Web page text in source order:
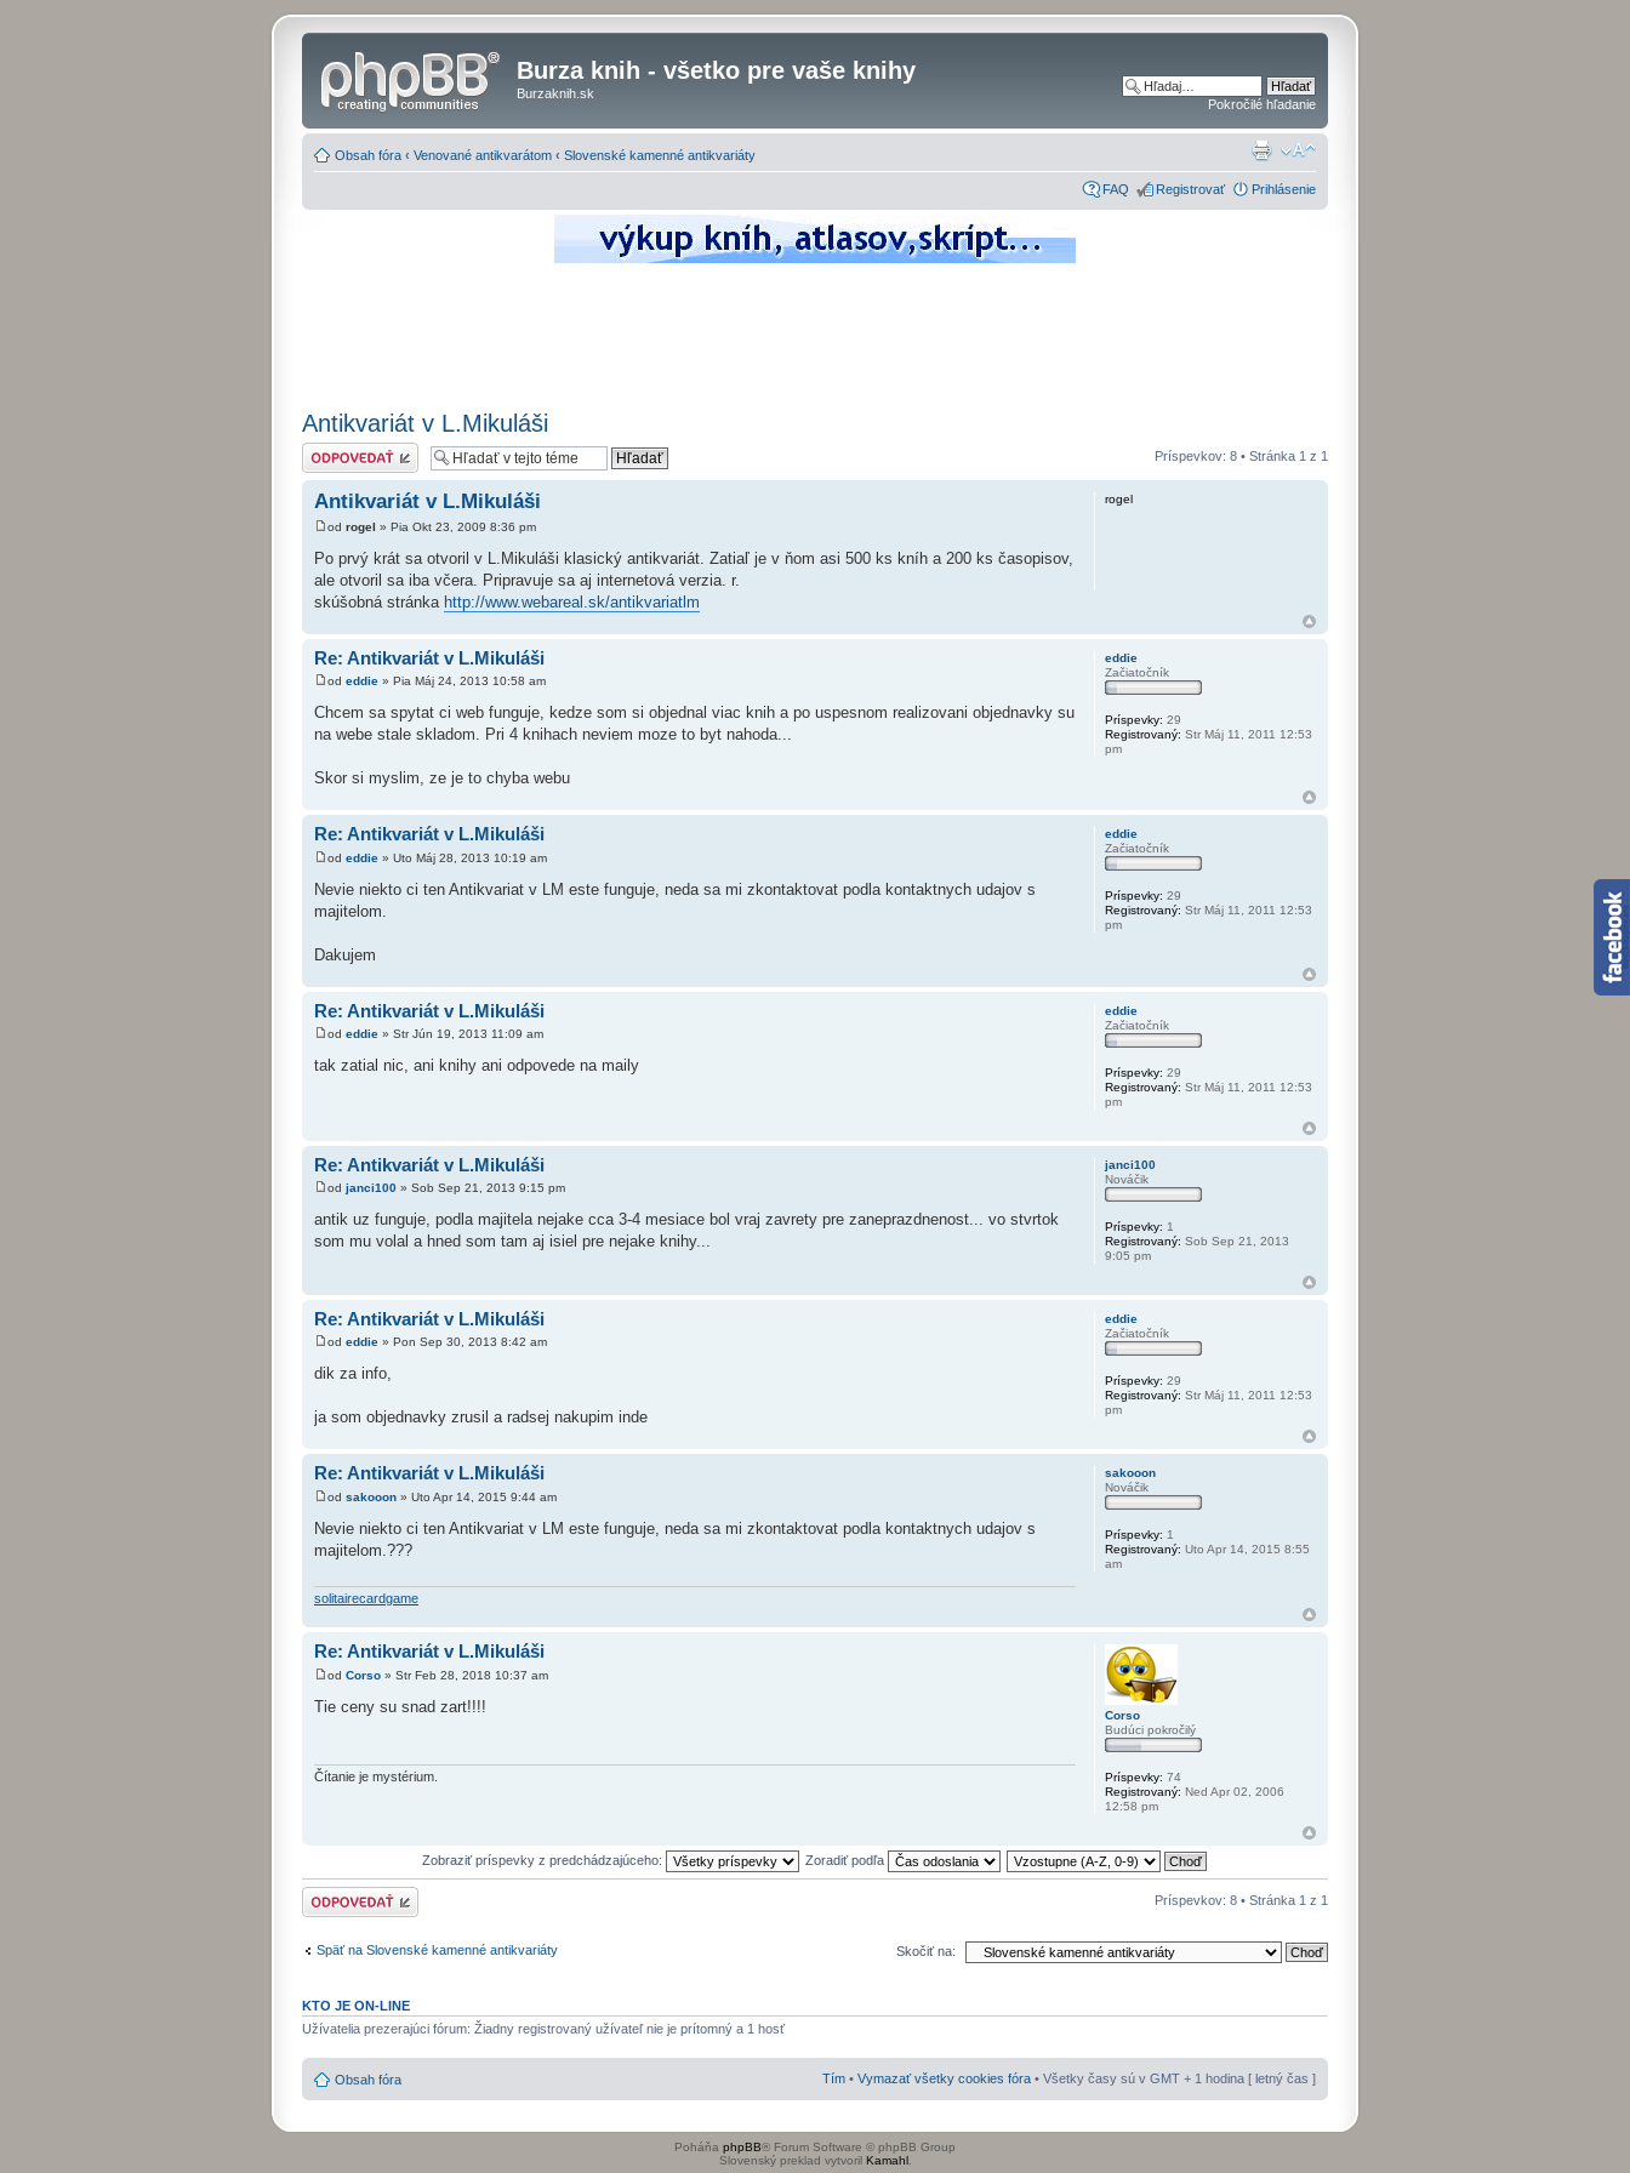
Burza knih - všetko pre vaše knihy
Burzaknih.sk
Pokročilé hľadanie
Obsah fóra ‹ Venované antikvarátom ‹ Slovenské kamenné antikvariáty
FAQ Registrovať Prihlásenie
Antikvariát v L.Mikuláši
Odoslať odpoveď Príspevkov: 8 • Stránka 1 z 1
Antikvariát v L.Mikuláši
od rogel » Pia Okt 23, 2009 8:36 pm
Po prvý krát sa otvoril v L.Mikuláši klasický antikvariát. Zatiaľ je v ňom asi 500 ks kníh a 200 ks časopisov,
ale otvoril sa iba včera. Pripravuje sa aj internetová verzia. r.
skúšobná stránka http://www.webareal.sk/antikvariatlm
rogel
Re: Antikvariát v L.Mikuláši
od eddie » Pia Máj 24, 2013 10:58 am
Chcem sa spytat ci web funguje, kedze som si objednal viac knih a po uspesnom realizovani objednavky su
na webe stale skladom. Pri 4 knihach neviem moze to byt nahoda...
Skor si myslim, ze je to chyba webu
eddie
Začiatočník
Príspevky: 29
Registrovaný: Str Máj 11, 2011 12:53
pm
Re: Antikvariát v L.Mikuláši
od eddie » Uto Máj 28, 2013 10:19 am
Nevie niekto ci ten Antikvariat v LM este funguje, neda sa mi zkontaktovat podla kontaktnych udajov s
majitelom.
Dakujem
eddie
Začiatočník
Príspevky: 29
Registrovaný: Str Máj 11, 2011 12:53
pm
Re: Antikvariát v L.Mikuláši
od eddie » Str Jún 19, 2013 11:09 am
tak zatial nic, ani knihy ani odpovede na maily
eddie
Začiatočník
Príspevky: 29
Registrovaný: Str Máj 11, 2011 12:53
pm
Re: Antikvariát v L.Mikuláši
od janci100 » Sob Sep 21, 2013 9:15 pm
antik uz funguje, podla majitela nejake cca 3-4 mesiace bol vraj zavrety pre zaneprazdnenost... vo stvrtok
som mu volal a hned som tam aj isiel pre nejake knihy...
janci100
Nováčik
Príspevky: 1
Registrovaný: Sob Sep 21, 2013
9:05 pm
Re: Antikvariát v L.Mikuláši
od eddie » Pon Sep 30, 2013 8:42 am
dik za info,
ja som objednavky zrusil a radsej nakupim inde
eddie
Začiatočník
Príspevky: 29
Registrovaný: Str Máj 11, 2011 12:53
pm
Re: Antikvariát v L.Mikuláši
od sakooon » Uto Apr 14, 2015 9:44 am
Nevie niekto ci ten Antikvariat v LM este funguje, neda sa mi zkontaktovat podla kontaktnych udajov s
majitelom.???
solitairecardgame
sakooon
Nováčik
Príspevky: 1
Registrovaný: Uto Apr 14, 2015 8:55
am
Re: Antikvariát v L.Mikuláši
od Corso » Str Feb 28, 2018 10:37 am
Tie ceny su snad zart!!!!
Čítanie je mystérium.
Corso
Budúci pokročilý
Príspevky: 74
Registrovaný: Ned Apr 02, 2006
12:58 pm
Zobraziť príspevky z predchádzajúceho: Zoradiť podľa
Odoslať odpoveď Príspevkov: 8 • Stránka 1 z 1
Späť na Slovenské kamenné antikvariáty Skočiť na:
KTO JE ON-LINE
Užívatelia prezerajúci fórum: Žiadny registrovaný užívateľ nie je prítomný a 1 hosť
Obsah fóra Tím • Vymazať všetky cookies fóra • Všetky časy sú v GMT + 1 hodina [ letný čas ]
Poháňa phpBB® Forum Software © phpBB Group
Slovenský preklad vytvoril Kamahl.